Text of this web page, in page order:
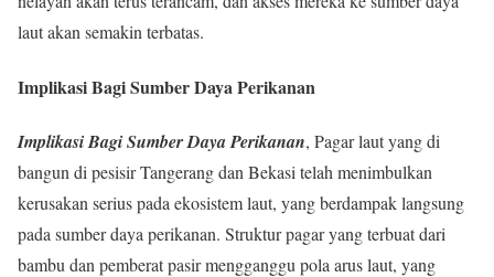
laut akan semakin terbatas.
Implikasi Bagi Sumber Daya Perikanan
Implikasi Bagi Sumber Daya Perikanan, Pagar laut yang di
bangun di pesisir Tangerang dan Bekasi telah menimbulkan
kerusakan serius pada ekosistem laut, yang berdampak langsung
pada sumber daya perikanan. Struktur pagar yang terbuat dari
bambu dan pemberat pasir mengganggu pola arus laut, yang